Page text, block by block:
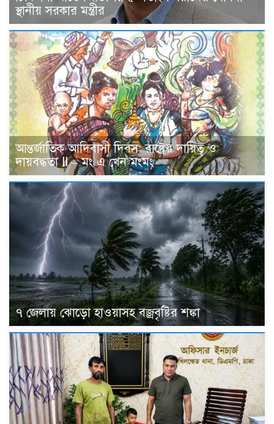
স্থানীয় সরকার মন্ত্রীর
আন্তর্জাতিক আদিবাসী দিবস: রাষ্ট্রের দায়িত্ব ও
দায়বদ্ধতা II – মং এ খেন মংমং
৭ জেলায় ঝোড়ো হাওয়াসহ বজ্রবৃষ্টির শঙ্কা